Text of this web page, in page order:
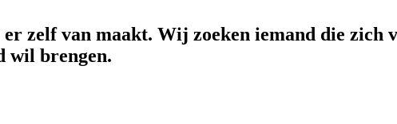
zelf van maakt. Wij zoeken iemand die zich
wil brengen.